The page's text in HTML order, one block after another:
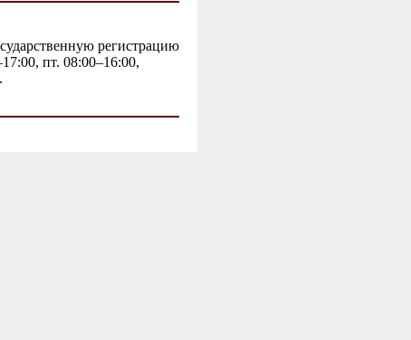
регистрацию
пт. 08:00–16:00,